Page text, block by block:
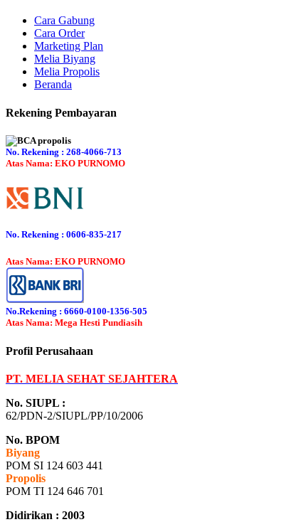
Cara Gabung
Cara Order
Marketing Plan
Melia Biyang
Melia Propolis
Beranda
Rekening Pembayaran
No. Rekening : 268-4066-713
Atas Nama: EKO PURNOMO
No. Rekening : 0606-835-217
Atas Nama: EKO PURNOMO
No.Rekening : 6660-0100-1356-505
Atas Nama: Mega Hesti Pundiasih
Profil Perusahaan
PT. MELIA SEHAT SEJAHTERA
No. SIUPL :
62/PDN-2/SIUPL/PP/10/2006
No. BPOM
Biyang
POM SI 124 603 441
Propolis
POM TI 124 646 701
Didirikan : 2003